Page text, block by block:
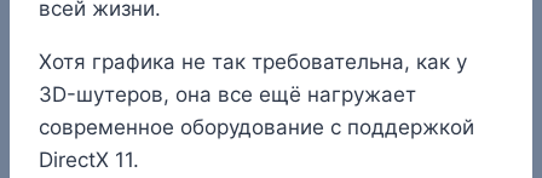
всей жизни.
Хотя графика не так требовательна, как у
3D-шутеров, она все ещё нагружает
современное оборудование с поддержкой
DirectX 11.